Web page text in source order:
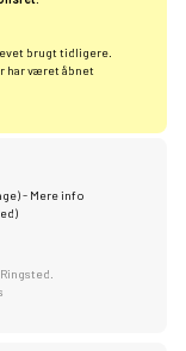
brugt tidligere.
har været åbnet
- Mere info